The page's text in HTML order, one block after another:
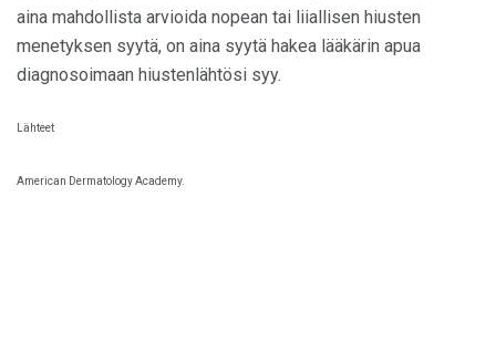
aina mahdollista arvioida nopean tai liiallisen hiusten
menetyksen syytä, on aina syytä hakea lääkärin apua
diagnosoimaan hiustenlähtösi syy.
Lähteet
American Dermatology Academy.